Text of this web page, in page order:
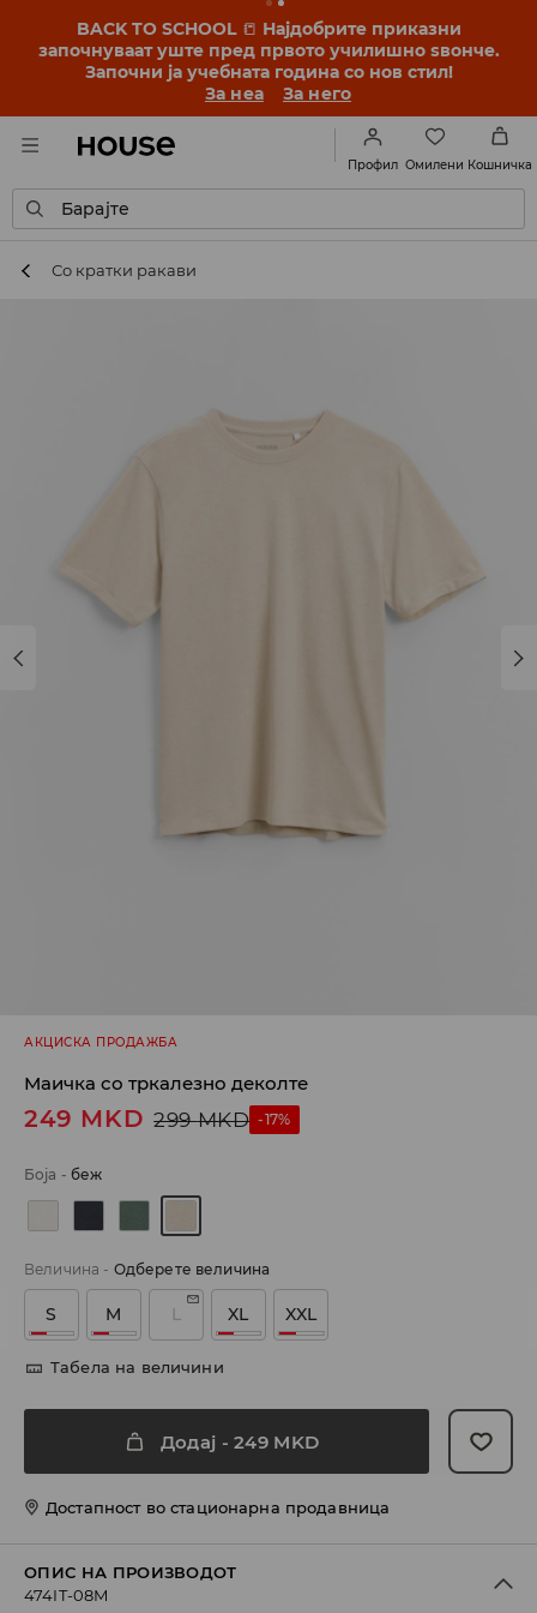
BACK TO SCHOOL 📒 Најдобрите приказни
започнуваат уште пред првото училишно ѕвонче.
Започни ја учебната година со нов стил!
За неа
За него
Профил Омилени Кошничка
Барајте
Со кратки ракави
АКЦИСКА ПРОДАЖБА
Маичка со тркалезно деколте
249 MKD 299 MKD -17%
Боја -беж
Величина - Одберете величина
S M L XL XXL
Табела на величини
Додај -249 MKD
Достапност во стационарна продавница
ОПИС НА ПРОИЗВОДОТ
474IT-08M